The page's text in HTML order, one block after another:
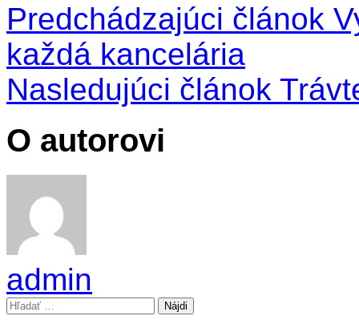
Predchádzajúci článok
každá kancelária
Nasledujúci článok
O autorovi
admin
Hľadať: